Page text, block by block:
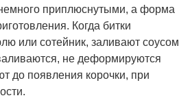
приплюснутыми, а форма
Когда битки
или сотейник, заливают соусом
не деформируются
до появления корочки, при